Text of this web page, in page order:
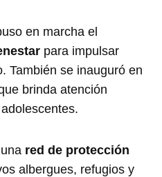
en marcha el
para impulsar
También se inauguró en
brinda atención
red de protección
albergues, refugios y